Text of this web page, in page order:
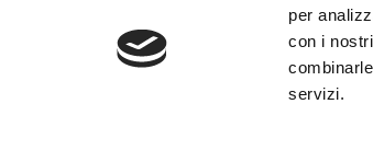
per
con i
servizi.
mailinfo@mirsponde.it